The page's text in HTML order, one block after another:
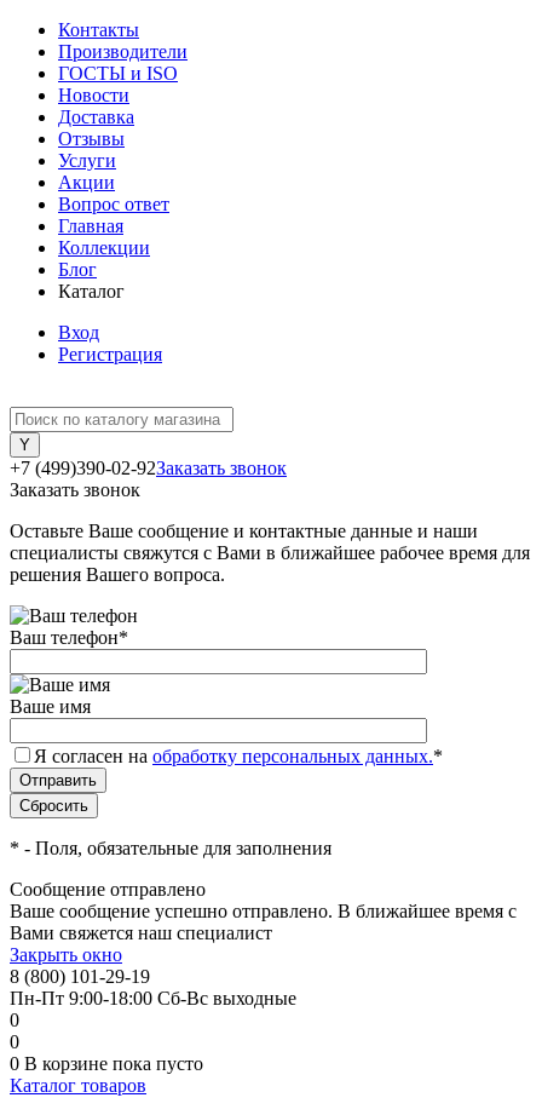
Контакты
Производители
ГОСТЫ и ISO
Новости
Доставка
Отзывы
Услуги
Акции
Вопрос ответ
Главная
Коллекции
Блог
Каталог
Вход
Регистрация
+7 (499)390-02-92Заказать звонок
Заказать звонок
Оставьте Ваше сообщение и контактные данные и наши
специалисты свяжутся с Вами в ближайшее рабочее время для
решения Вашего вопроса.
Ваш телефон*
Ваше имя
Я согласен на обработку персональных данных.*
* - Поля, обязательные для заполнения
Сообщение отправлено
Ваше сообщение успешно отправлено. В ближайшее время с
Вами свяжется наш специалист
Закрыть окно
8 (800) 101-29-19
Пн-Пт 9:00-18:00 Сб-Вс выходные
0
0
0 В корзине пока пусто
Каталог товаров